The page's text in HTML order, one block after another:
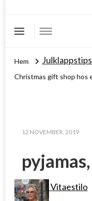
Hem Julklappstips
Christmas gift shop hos
12 NOVEMBER, 2019
Vitaestilo